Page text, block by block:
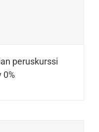
peruskurssi
0%